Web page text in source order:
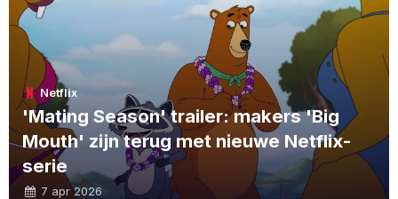
Netflix
'Mating Season' trailer: makers 'Big
Mouth' zijn terug met nieuwe Netflix-
serie
7 apr 2026